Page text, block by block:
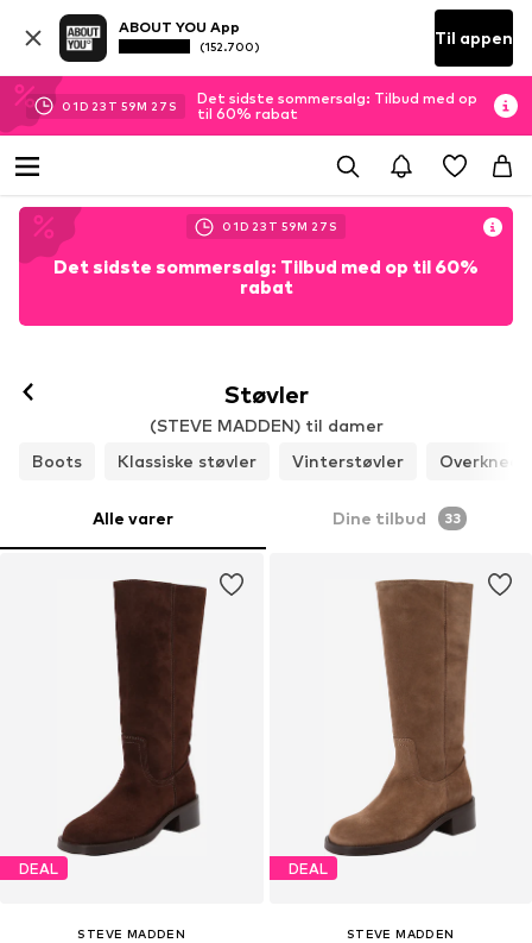
ABOUT YOU App
(152.700) Til appen
01D 23 T 59M 25 S
Det sidste sommersalg: Tilbud med op
til 60% rabat
01D 23 T 59M 25 S
Det sidste sommersalg: Tilbud med op til 60%
rabat
Støvler
(STEVE MADDEN) til damer
Boots
Klassiske støvler Vinterstøvler Overknees
Alle varer Dine tilbud 33
DEAL
STEVE MADDEN
DEAL
STEVE MADDEN